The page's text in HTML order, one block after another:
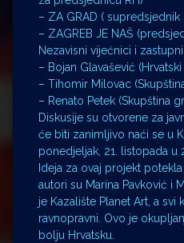
– ZA GRAD ( supredsjednik
– ZAGREB JE NAŠ
Nezavisni vijećnici i
– Bojan Glavašević
– Tihomir Milovac
– Renato Petek (Skupština
Diskusije su otvorene za
će biti zanimljivo naći se u
ponedjeljak, 21. listopada u
Ideja za ovaj projekt
autori su Marina Pavković i
je Kazalište Planet Art, a
ravnopravni. Ovo je
bolju Hrvatsku.